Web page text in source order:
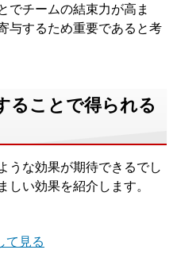
でチームの結束力が高ま
与するため重要であると考
ることで得られる
うな効果が期待できるでし
しい効果を紹介します。
て見る